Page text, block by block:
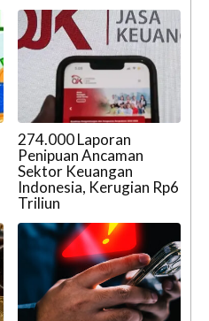
274.000 Laporan
Penipuan Ancaman
Sektor Keuangan
Indonesia, Kerugian Rp6
Triliun